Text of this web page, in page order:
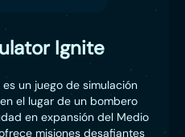
Ignite
un juego de simulación
el lugar de un bombero
en expansión del Medio
misiones desafiantes